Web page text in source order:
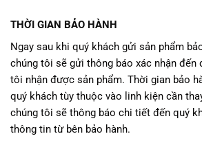
THỜI GIAN BẢO HÀNH
Ngay sau khi quý khách gửi sản phẩm
chúng tôi sẽ gửi thông báo xác nhận đến
tôi nhận được sản phẩm. Thời gian bảo
quý khách tùy thuộc vào linh kiện cần
chúng tôi sẽ thông báo chi tiết đến quý
thông tin từ bên bảo hành.